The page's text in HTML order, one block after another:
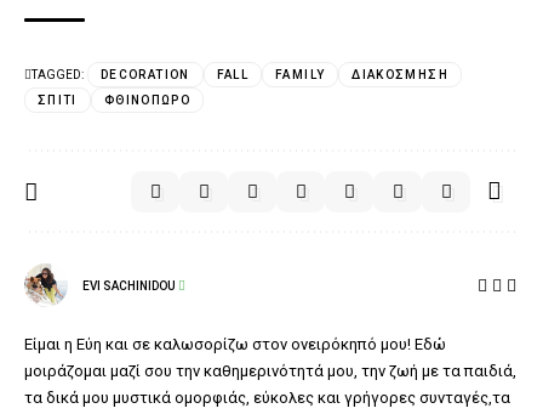
TAGGED: DECORATION FALL FAMILY
ΔΙΑΚΌΣΜΗΣΗ
ΣΠΊΤΙ
ΦΘΙΝΌΠΩΡΟ
EVI SACHINIDOU
Είμαι η Εύη και σε καλωσορίζω στον ονειρόκηπό μου! Εδώ
μοιράζομαι μαζί σου την καθημερινότητά μου, την ζωή με τα παιδιά,
τα δικά μου μυστικά ομορφιάς, εύκολες και γρήγορες συνταγές,τα